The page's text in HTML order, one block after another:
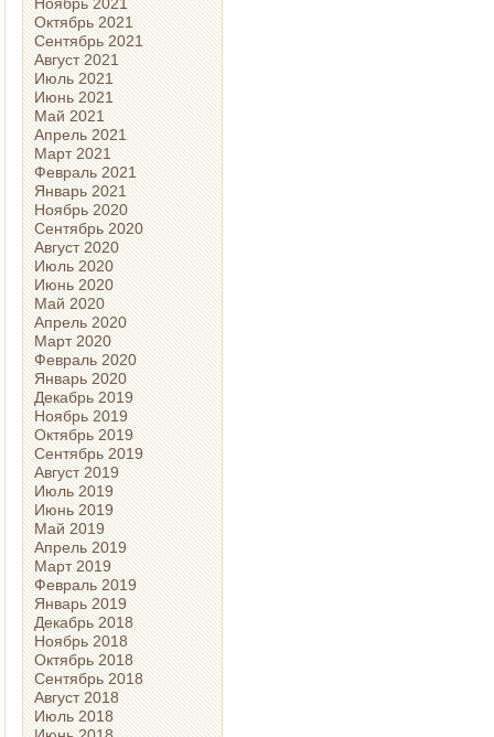
Октябрь 2021
Сентябрь 2021
Август 2021
Июль 2021
Июнь 2021
Май 2021
Апрель 2021
Март 2021
Февраль 2021
Январь 2021
Ноябрь 2020
Сентябрь 2020
Август 2020
Июль 2020
Июнь 2020
Май 2020
Апрель 2020
Март 2020
Февраль 2020
Январь 2020
Декабрь 2019
Ноябрь 2019
Октябрь 2019
Сентябрь 2019
Август 2019
Июль 2019
Июнь 2019
Май 2019
Апрель 2019
Март 2019
Февраль 2019
Январь 2019
Декабрь 2018
Ноябрь 2018
Октябрь 2018
Сентябрь 2018
Август 2018
Июль 2018